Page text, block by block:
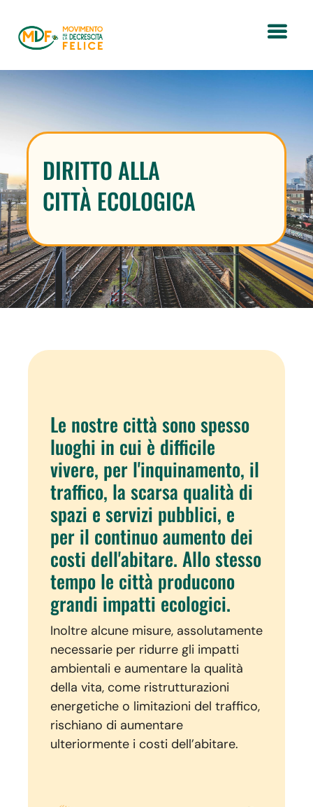
DIRITTO ALLA
CITTÀ ECOLOGICA
Le nostre città sono spesso
luoghi in cui è difficile
vivere, per l'inquinamento, il
traffico, la scarsa qualità di
spazi e servizi pubblici, e
per il continuo aumento dei
costi dell'abitare. Allo stesso
tempo le città producono
grandi impatti ecologici.
Inoltre alcune misure, assolutamente
necessarie per ridurre gli impatti
ambientali e aumentare la qualità
della vita, come ristrutturazioni
energetiche o limitazioni del traffico,
rischiano di aumentare
ulteriormente i costi dell’abitare.